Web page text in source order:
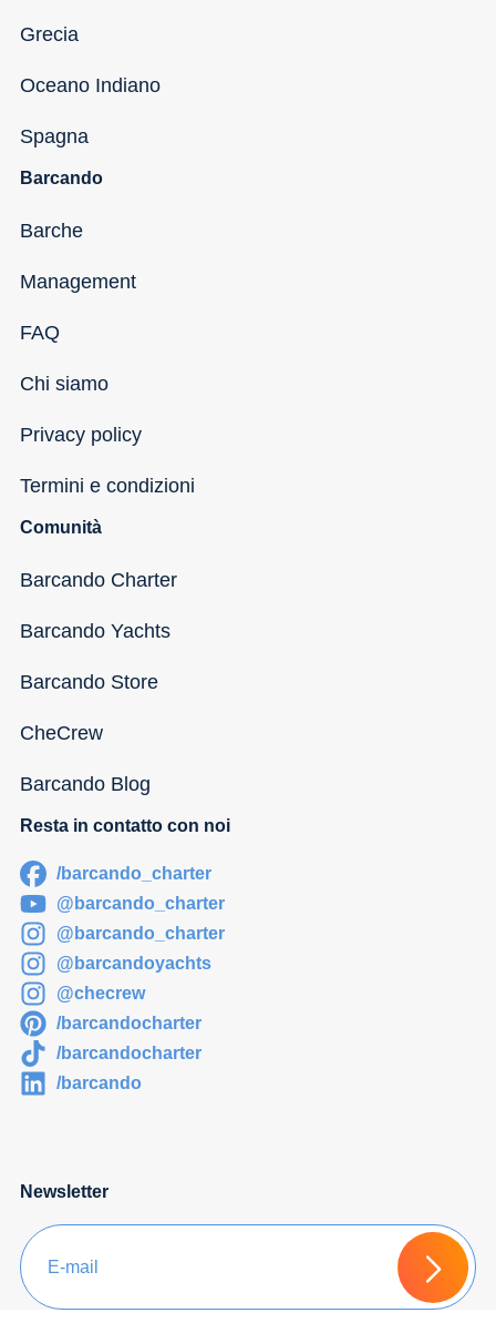
Grecia
Oceano Indiano
Spagna
Barcando
Barche
Management
FAQ
Chi siamo
Privacy policy
Termini e condizioni
Comunità
Barcando Charter
Barcando Yachts
Barcando Store
CheCrew
Barcando Blog
Resta in contatto con noi
/barcando_charter
@barcando_charter
@barcando_charter
@barcandoyachts
@checrew
/barcandocharter
/barcandocharter
/barcando
Newsletter